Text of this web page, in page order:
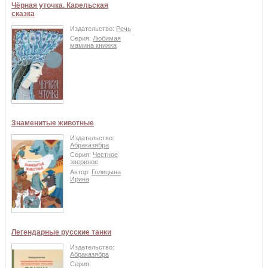
Чёрная уточка. Карельская
сказка
Издательство: Речь
Серия: Любимая
мамина книжка
Знаменитые животные
Издательство:
Абраказябра
Серия: Честное
звериное
Автор: Голицына
Ирина
Легендарные русские танки
Издательство:
Абраказябра
Серия: